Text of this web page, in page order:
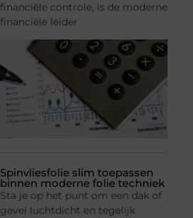
financiële controle, is de moderne
financiële leider
Spinvliesfolie slim toepassen
binnen moderne folie techniek
Sta je op het punt om een dak of
gevel luchtdicht en tegelijk